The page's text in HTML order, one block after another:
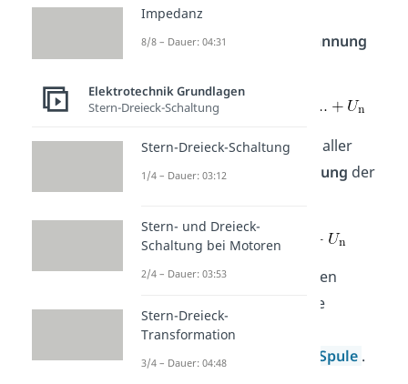
geschlossenen Schaltkreis
zusammendie
Gesamtspannung
Gleichzeitig ist dieSumme
aller
Spannungen unter
Beachtung der
In dem elektromagnetischen
Schwingkreis existieren die
Teilspannungen
Kondensators
Spule .
Impedanz
8/8 – Dauer: 04:31
Elektrotechnik Grundlagen
Stern-Dreieck-Schaltung
Stern-Dreieck-Schaltung
1/4 – Dauer: 03:12
Stern- und Dreieck-
Schaltung bei Motoren
2/4 – Dauer: 03:53
Stern-Dreieck-
Transformation
3/4 – Dauer: 04:48